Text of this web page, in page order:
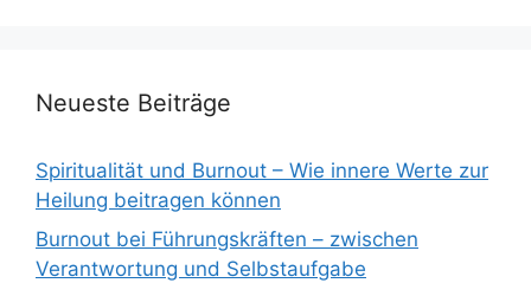
Neueste Beiträge
Spiritualität und Burnout – Wie innere Werte zur
Heilung beitragen können
Burnout bei Führungskräften – zwischen
Verantwortung und Selbstaufgabe